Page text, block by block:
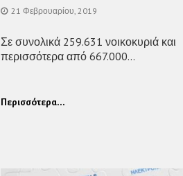
21 Φεβρουαρίου, 2019
Σε συνολικά 259.631 νοικοκυριά και
περισσότερα από 667.000...
Περισσότερα...